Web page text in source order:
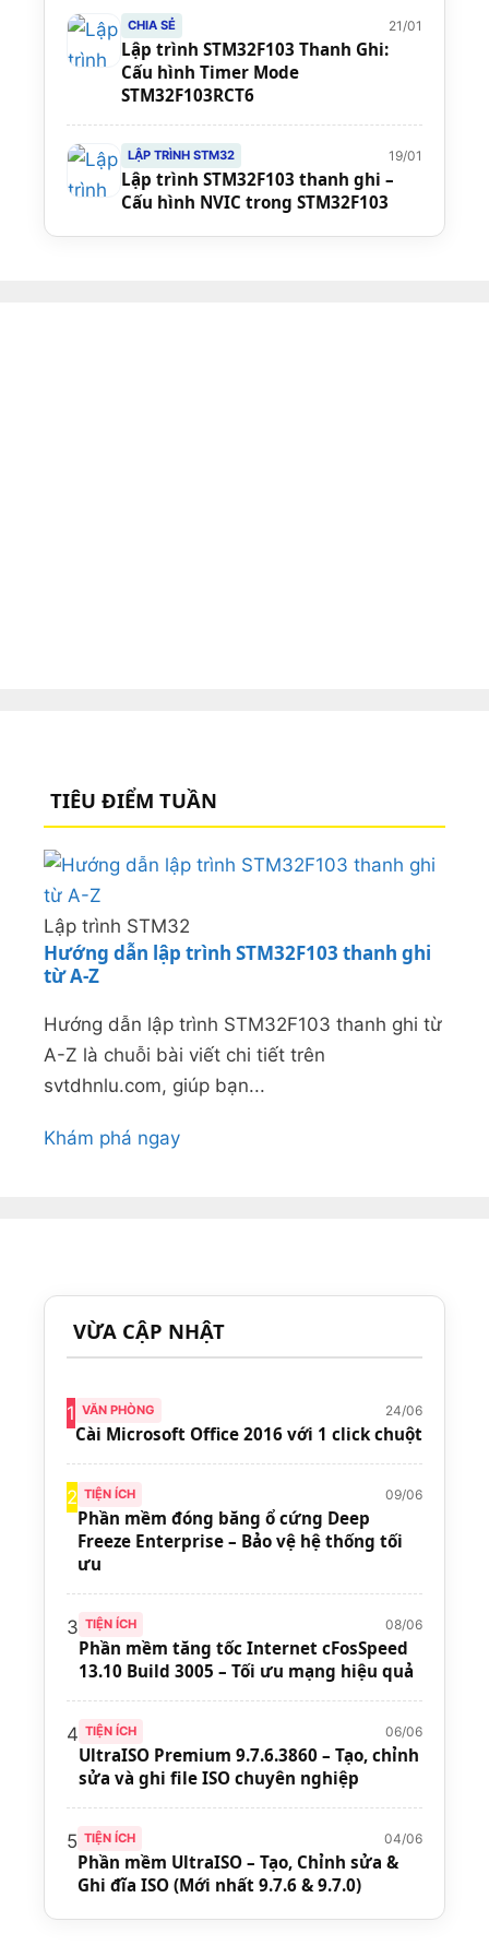
CHIA SẺ 21/01
Lập trình STM32F103 Thanh Ghi:
Cấu hình Timer Mode
STM32F103RCT6
LẬP TRÌNH STM32 19/01
Lập trình STM32F103 thanh ghi –
Cấu hình NVIC trong STM32F103
TIÊU ĐIỂM TUẦN
Lập trình STM32
Hướng dẫn lập trình STM32F103 thanh ghi
từ A-Z
Hướng dẫn lập trình STM32F103 thanh ghi từ
A-Z là chuỗi bài viết chi tiết trên
svtdhnlu.com, giúp bạn...
Khám phá ngay
VỪA CẬP NHẬT
1 VĂN PHÒNG 24/06
Cài Microsoft Office 2016 với 1 click chuột
2 TIỆN ÍCH 09/06
Phần mềm đóng băng ổ cứng Deep
Freeze Enterprise – Bảo vệ hệ thống tối
ưu
3 TIỆN ÍCH 08/06
Phần mềm tăng tốc Internet cFosSpeed
13.10 Build 3005 – Tối ưu mạng hiệu quả
4 TIỆN ÍCH 06/06
UltraISO Premium 9.7.6.3860 – Tạo, chỉnh
sửa và ghi file ISO chuyên nghiệp
5 TIỆN ÍCH 04/06
Phần mềm UltraISO – Tạo, Chỉnh sửa &
Ghi đĩa ISO (Mới nhất 9.7.6 & 9.7.0)